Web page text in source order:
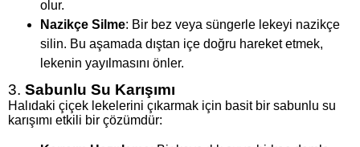
olur.
Nazikçe Silme: Bir bez veya süngerle lekeyi nazikçe
silin. Bu aşamada dıştan içe doğru hareket etmek,
lekenin yayılmasını önler.
3. Sabunlu Su Karışımı
Halıdaki çiçek lekelerini çıkarmak için basit bir sabunlu su
karışımı etkili bir çözümdür: